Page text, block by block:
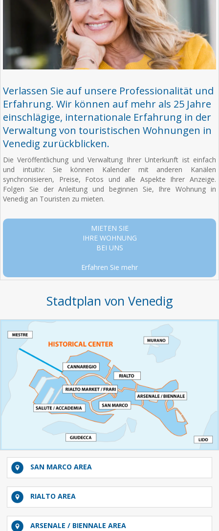
Verlassen Sie auf unsere Professionalität und
Erfahrung. Wir können auf mehr als 25 Jahre
einschlägige, internationale Erfahrung in der
Verwaltung von touristischen Wohnungen in
Venedig zurückblicken.
Die Veröffentlichung und Verwaltung Ihrer Unterkunft ist einfach
und intuitiv: Sie können Kalender mit anderen Kanälen
synchronisieren, Preise, Fotos und alle Aspekte Ihrer Anzeige.
Folgen Sie der Anleitung und beginnen Sie, Ihre Wohnung in
Venedig an Touristen zu mieten.
MIETEN SIE
IHRE WOHNUNG
BEI UNS
Erfahren Sie mehr
Stadtplan von Venedig
SAN MARCO AREA
RIALTO AREA
ARSENALE / BIENNALE AREA